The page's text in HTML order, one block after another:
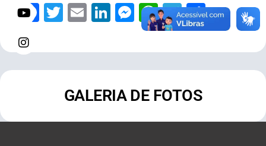
Facebook
Twitter
EmailLinkedIn
Messenger
WhatsApp
Telegram
Share
GALERIA DE FOTOS